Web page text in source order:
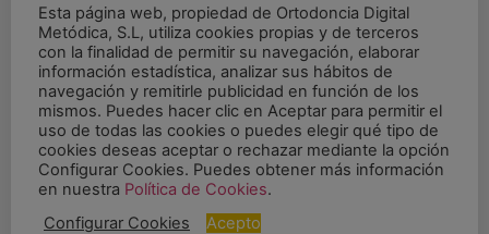
utilizando materiales que mimetizan la
translucidez del diente natural para que tu sonrisa
luzca impecable, brillante y, sobre todo, muy real.
Cómo evitar que tus
dientes vuelvan a
amarillear
Esta página web, propiedad de Ortodoncia Digital
Metódica, S.L, utiliza cookies propias y de terceros
con la finalidad de permitir su navegación, elaborar
información estadística, analizar sus hábitos de
navegación y remitirle publicidad en función de los
mismos. Puedes hacer clic en Aceptar para permitir el
uso de todas las cookies o puedes elegir qué tipo de
cookies deseas aceptar o rechazar mediante la opción
Configurar Cookies. Puedes obtener más información
en nuestra Política de Cookies.
Configurar Cookies
Acepto